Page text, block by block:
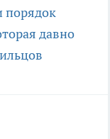
порядок
давно